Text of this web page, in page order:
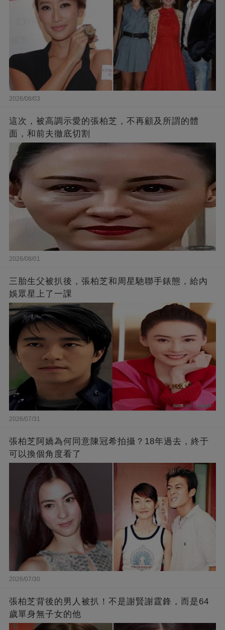
2026/08/03
這次，被高調示愛的張柏芝，不再顧及所謂的體
面，和前夫徹底切割
2026/08/01
三胎生父被扒後，張柏芝和周星馳聯手錶態，給內
娛眾星上了一課
2026/07/31
張柏芝阿嬌為何同意陳冠希拍攝？18年過去，終于
可以換個角度看了
2026/07/30
張柏芝背後的男人被扒！不是謝賢謝霆鋒，而是64
歲單身無子女的他